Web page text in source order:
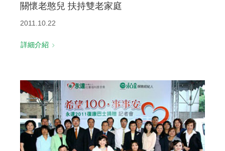
關懷老憨兒 扶持雙老家庭
2011.10.22
詳細介紹